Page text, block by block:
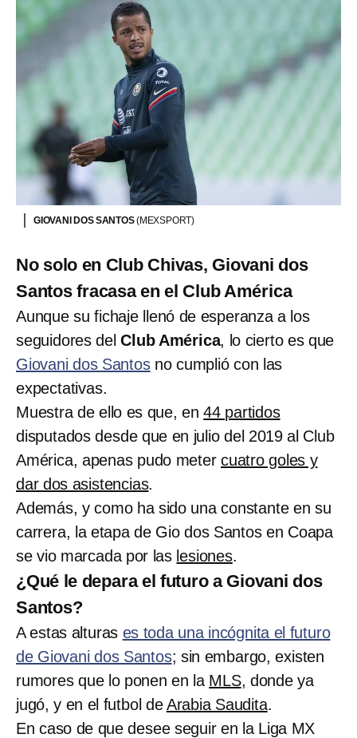
GIOVANI DOS SANTOS(MEXSPORT)
No solo en Club Chivas, Giovani dos
Santos fracasa en el Club América
Aunque su fichaje llenó de esperanza a los
seguidores delClub América, lo cierto es que
Giovani dos Santosno cumplió con las
expectativas.
Muestra de ello es que, en44 partidos
disputados desde que en julio del 2019 al Club
América, apenas pudo metercuatro goles y
dar dos asistencias.
Además, y como ha sido una constante en su
carrera, la etapa de Gio dos Santos en Coapa
se vio marcada por las lesiones.
¿Qué le depara el futuro a Giovani dos
Santos?
A estas alturas es toda una incógnita el futuro
de Giovani dos Santos; sin embargo, existen
rumores que lo ponen en la MLS, donde ya
jugó, y en el futbol deArabia Saudita.
En caso de que desee seguir en la Liga MX